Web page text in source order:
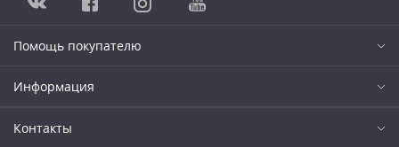
Помощь покупателю
Информация
Контакты